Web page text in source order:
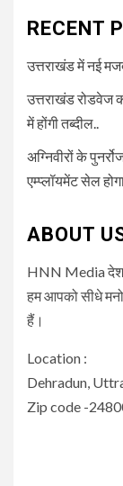
RECENT
उत्तराखंड में नई
उत्तराखंड रोडवेज
में होंगी तब्दील..
अग्निवीरों के
एम्प्लॉयमेंट सेल
ABOUT
HNN Media देश
हम आपको सीधे
हैं।
Location :
Dehradun,
Zip code -